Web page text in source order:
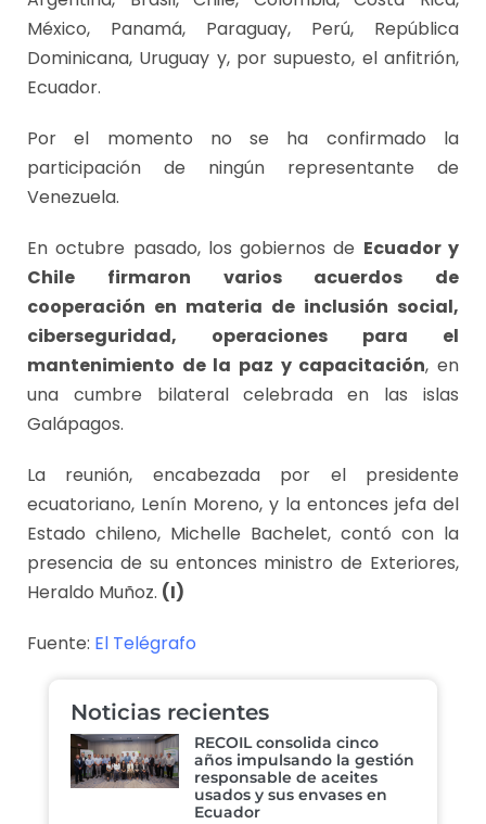
México, Panamá, Paraguay, Perú, República
Dominicana, Uruguay y, por supuesto, el anfitrión,
Ecuador.
Por el momento no se ha confirmado la
participación de ningún representante de
Venezuela.
En octubre pasado, los gobiernos de Ecuador y
Chile firmaron varios acuerdos de
cooperación en materia de inclusión social,
ciberseguridad, operaciones para el
mantenimiento de la paz y capacitación, en
una cumbre bilateral celebrada en las islas
Galápagos.
La reunión, encabezada por el presidente
ecuatoriano, Lenín Moreno, y la entonces jefa del
Estado chileno, Michelle Bachelet, contó con la
presencia de su entonces ministro de Exteriores,
Heraldo Muñoz. (I)
Fuente: El Telégrafo
Noticias recientes
RECOIL consolida cinco
años impulsando la gestión
responsable de aceites
usados y sus envases en
Ecuador